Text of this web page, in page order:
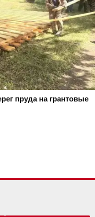
пруда на грантовые